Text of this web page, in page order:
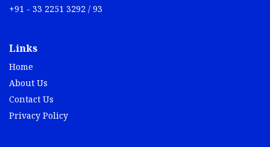
+91 - 33 2251 3292 / 93
Links
Home
About Us
Contact Us
Privacy Policy